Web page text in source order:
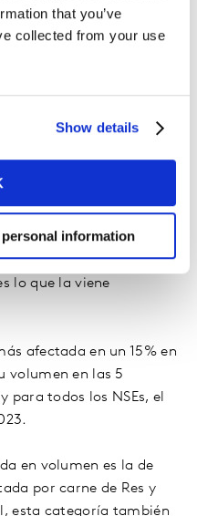
that you’ve
collected from your use
Show details
information
salados, bebidas
el hogar – por ejemplo,
maltas, igual que
perfiles del
categoría de Snacks, en
baja, tanto en su
en los últimos 6
un alto incremento de
lo que la viene
afectada en un 15% en
volumen en las 5
para todos los NSEs, el
en volumen es la de
por carne de Res y
esta categoría también